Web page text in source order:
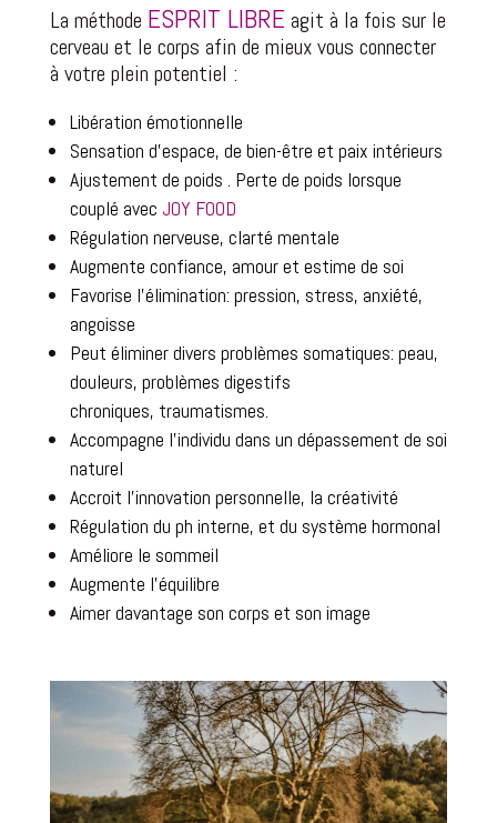
La méthode ESPRIT LIBRE agit à la fois sur le
cerveau et le corps afin de mieux vous connecter
à votre plein potentiel :
Libération émotionnelle
Sensation d’espace, de bien-être et paix intérieurs
Ajustement de poids . Perte de poids lorsque
couplé avec JOY FOOD
Régulation nerveuse, clarté mentale
Augmente confiance, amour et estime de soi
Favorise l’élimination: pression, stress, anxiété,
angoisse
Peut éliminer divers problèmes somatiques: peau,
douleurs, problèmes digestifs
chroniques, traumatismes.
Accompagne l’individu dans un dépassement de soi
naturel
Accroit l’innovation personnelle, la créativité
Régulation du ph interne, et du système hormonal
Améliore le sommeil
Augmente l’équilibre
Aimer davantage son corps et son image